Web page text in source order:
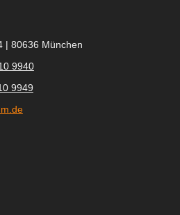
| 80636 München
9940
9949